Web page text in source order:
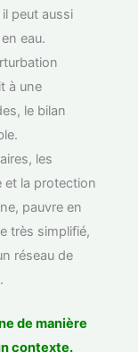
peut aussi
eau.
à une
le bilan
les
et la protection
pauvre en
très simplifié,
réseau de
de manière
contexte.